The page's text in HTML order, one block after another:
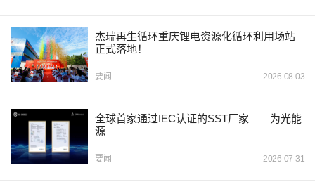
杰瑞再生循环重庆锂电资源化循环利用场站
正式落地！
要闻 2026-08-03
全球首家通过IEC认证的SST厂家——为光能
源
要闻 2026-07-31